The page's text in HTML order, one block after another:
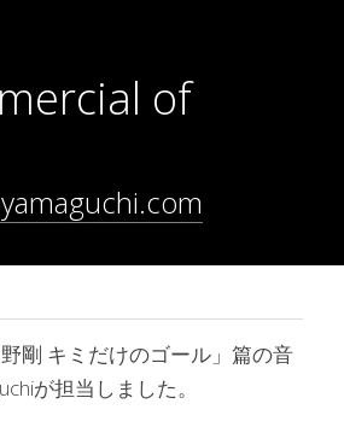
of
剛 キミだけのゴール」篇の音
が担当しました。